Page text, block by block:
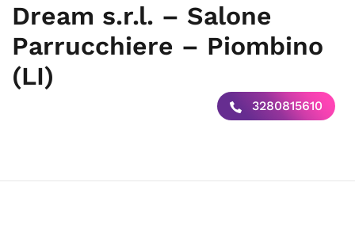
Dream s.r.l. – Salone
Parrucchiere – Piombino
(LI)
3280815610